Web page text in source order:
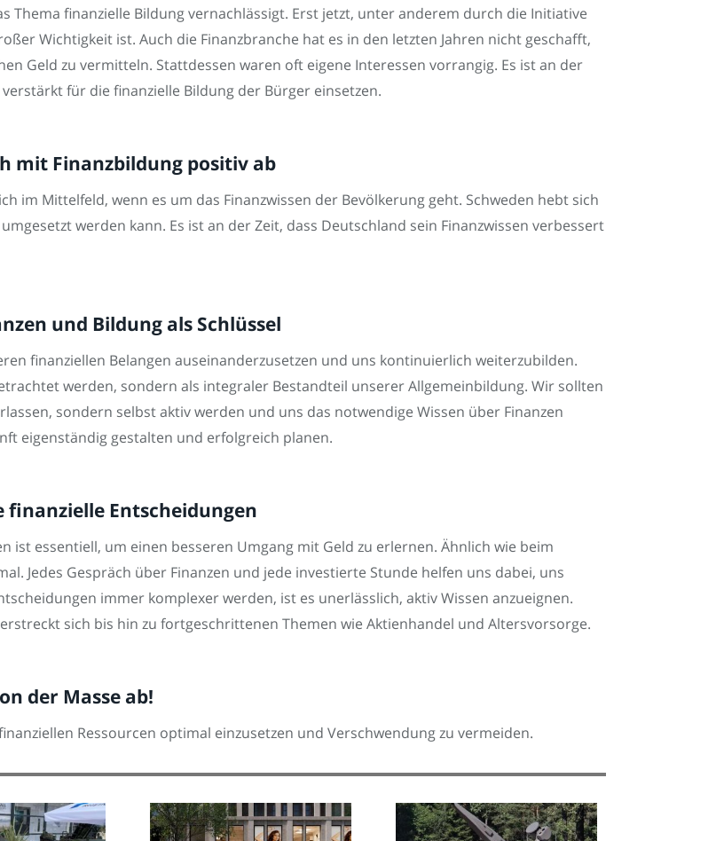
Thema finanzielle Bildung vernachlässigt. Erst jetzt, unter anderem durch die Initiative
Wichtigkeit ist. Auch die Finanzbranche hat es in den letzten Jahren nicht geschafft,
Geld zu vermitteln. Stattdessen waren oft eigene Interessen vorrangig. Es ist an der
für die finanzielle Bildung der Bürger einsetzen.
mit Finanzbildung positiv ab
im Mittelfeld, wenn es um das Finanzwissen der Bevölkerung geht. Schweden hebt sich
werden kann. Es ist an der Zeit, dass Deutschland sein Finanzwissen verbessert
und Bildung als Schlüssel
finanziellen Belangen auseinanderzusetzen und uns kontinuierlich weiterzubilden.
werden, sondern als integraler Bestandteil unserer Allgemeinbildung. Wir sollten
sondern selbst aktiv werden und uns das notwendige Wissen über Finanzen
eigenständig gestalten und erfolgreich planen.
Entscheidungen
ist essentiell, um einen besseren Umgang mit Geld zu erlernen. Ähnlich wie beim
Jedes Gespräch über Finanzen und jede investierte Stunde helfen uns dabei, uns
immer komplexer werden, ist es unerlässlich, aktiv Wissen anzueignen.
sich bis hin zu fortgeschrittenen Themen wie Aktienhandel und Altersvorsorge.
der Masse ab!
Ressourcen optimal einzusetzen und Verschwendung zu vermeiden.